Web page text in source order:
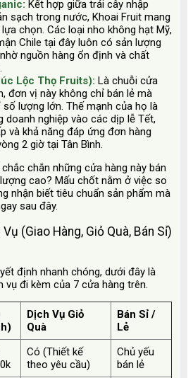
Kết hợp giữa trái cây nhập
sạch trong nước, Khoai Fruit mang
chọn. Các loại nho không hạt Mỹ,
Chile tại đây luôn có sản lượng
nguồn hàng ổn định và chất
Lộc Thọ Fruits): Là chuỗi cửa
đơn vị này không chỉ bán lẻ mà
lượng lớn. Thế mạnh của họ là
doanh nghiệp vào các dịp lễ Tết,
và khả năng đáp ứng đơn hàng
2 giờ tại Tân Bình.
chắn những cửa hàng này bán
cao? Mấu chốt nằm ở việc so
nhận biết tiêu chuẩn sản phẩm mà
sau đây.
(Giao Hàng, Giỏ Quà, Bán Sỉ)
định nhanh chóng, dưới đây là
đi kèm của 7 cửa hàng trên.
Dịch Vụ Giỏ
Quà
Bán Sỉ /
Lẻ
Có (Thiết kế
theo yêu cầu)
Chủ yếu
bán lẻ